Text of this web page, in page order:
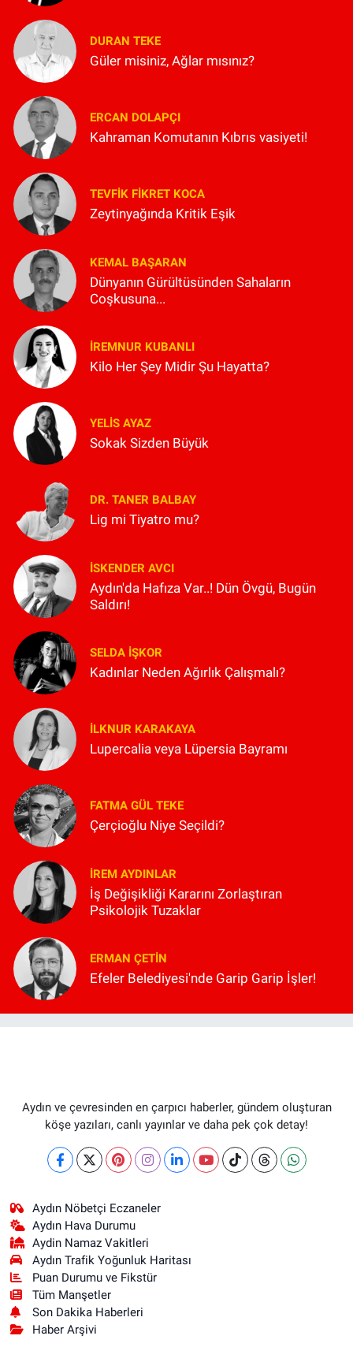
DURAN TEKE
Güler misiniz, Ağlar mısınız?
ERCAN DOLAPÇI
Kahraman Komutanın Kıbrıs vasiyeti!
TEVFIK FIKRET KOCA
Zeytinyağında Kritik Eşik
KEMAL BAŞARAN
Dünyanın Gürültüsünden Sahaların
Coşkusuna...
İREMNUR KUBANLI
Kilo Her Şey Midir Şu Hayatta?
YELIS AYAZ
Sokak Sizden Büyük
DR. TANER BALBAY
Lig mi Tiyatro mu?
İSKENDER AVCI
Aydın'da Hafıza Var..! Dün Övgü, Bugün
Saldırı!
SELDA İŞKOR
Kadınlar Neden Ağırlık Çalışmalı?
İLKNUR KARAKAYA
Lupercalia veya Lüpersia Bayramı
FATMA GÜL TEKE
Çerçioğlu Niye Seçildi?
İREM AYDINLAR
İş Değişikliği Kararını Zorlaştıran
Psikolojik Tuzaklar
ERMAN ÇETIN
Efeler Belediyesi'nde Garip Garip İşler!
Aydın ve çevresinden en çarpıcı haberler, gündem oluşturan
köşe yazıları, canlı yayınlar ve daha pek çok detay!
Aydın Nöbetçi Eczaneler
Aydın Hava Durumu
Aydin Namaz Vakitleri
Aydın Trafik Yoğunluk Haritası
Puan Durumu ve Fikstür
Tüm Manşetler
Son Dakika Haberleri
Haber Arşivi